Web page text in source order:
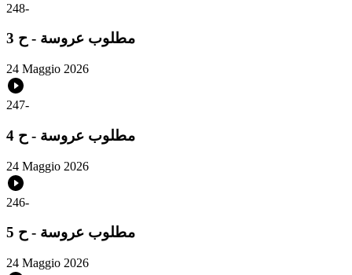
248-
مطلوب عروسة - ح 3
24 Maggio 2026
247-
مطلوب عروسة - ح 4
24 Maggio 2026
246-
مطلوب عروسة - ح 5
24 Maggio 2026